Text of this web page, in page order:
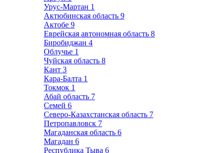
Урус-Мартан 1
Актюбинская область 9
Актобе 9
Еврейская автономная область 8
Биробиджан 4
Облучье 1
Чуйская область 8
Кант 3
Кара-Балта 1
Токмок 1
Абай область 7
Семей 6
Северо-Казахстанская область 7
Петропавловск 7
Магаданская область 6
Магадан 6
Республика Тыва 6